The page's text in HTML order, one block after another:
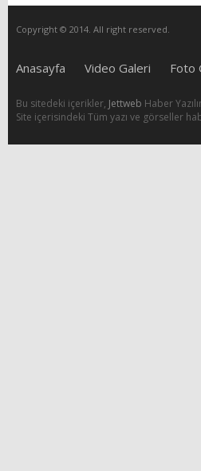
Copyright © 2014. All right reserved.
Anasayfa Video Galeri Foto
Bu sitedeki içerikler, Jettweb Haber
Site içerisindeki Tüm yazı ve görseller